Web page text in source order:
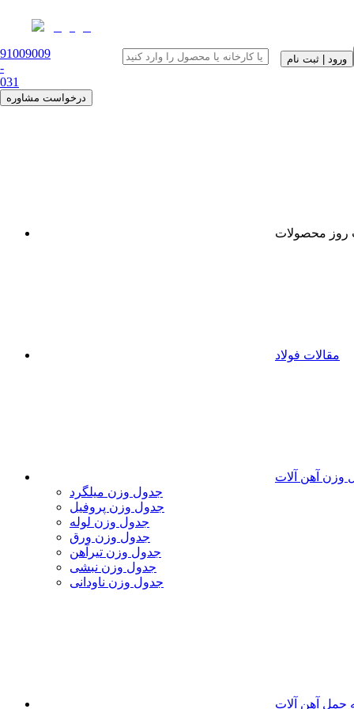
91009009
-
031
درخواست مشاوره
ورود | ثبت نام
روز محصولات
مقالات فولاد
وزن آهن آلات
جدول وزن میلگرد
جدول وزن پروفیل
جدول وزن لوله
جدول وزن ورق
جدول وزن تیرآهن
جدول وزن نبشی
جدول وزن ناودانی
حمل آهن آلات